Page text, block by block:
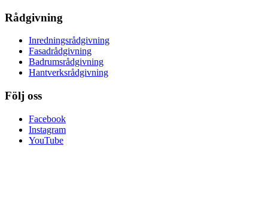
Rådgivning
Inredningsrådgivning
Fasadrådgivning
Badrumsrådgivning
Hantverksrådgivning
Följ oss
Facebook
Instagram
YouTube